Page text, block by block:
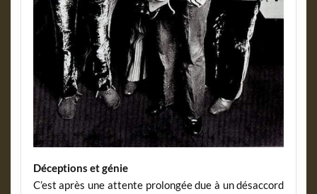
Déceptions et génie
C’est après une attente prolongée due à un désaccord